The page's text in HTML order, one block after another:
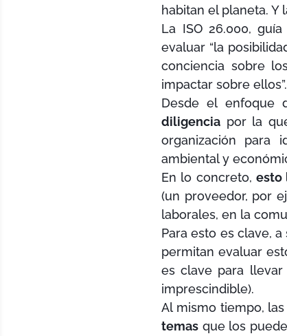
habitan el planeta.
La ISO 26.000,
evaluar “la
conciencia sobre
impactar sobre ellos”.
Desde el enfoque
diligencia por la
organización para
ambiental y
En lo concreto, esto
(un proveedor, por
laborales, en la
Para esto es clave,
permitan evaluar
es clave para
imprescindible).
Al mismo tiempo,
temas que los